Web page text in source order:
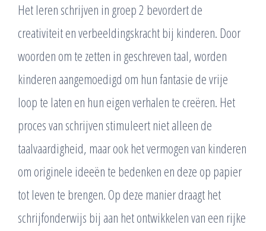
Het leren schrijven in groep 2 bevordert de
creativiteit en verbeeldingskracht bij kinderen. Door
woorden om te zetten in geschreven taal, worden
kinderen aangemoedigd om hun fantasie de vrije
loop te laten en hun eigen verhalen te creëren. Het
proces van schrijven stimuleert niet alleen de
taalvaardigheid, maar ook het vermogen van kinderen
om originele ideeën te bedenken en deze op papier
tot leven te brengen. Op deze manier draagt het
schrijfonderwijs bij aan het ontwikkelen van een rijke